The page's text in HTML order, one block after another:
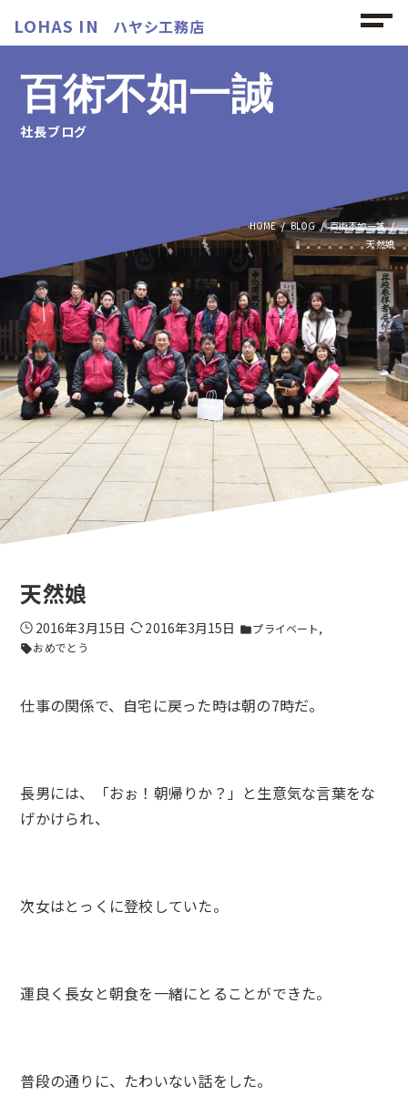
LOHAS IN ハヤシ工務店
百術不如一誠
社長ブログ
HOME BLOG
百術不如一誠
天然娘
天然娘
2016年3月15日 2016年3月15日 folderプライベート
sellおめでとう
仕事の関係で、自宅に戻った時は朝の7時だ。
長男には、「おぉ！朝帰りか？」と生意気な言葉をな
げかけられ、
次女はとっくに登校していた。
運良く長女と朝食を一緒にとることができた。
普段の通りに、たわいない話をした。